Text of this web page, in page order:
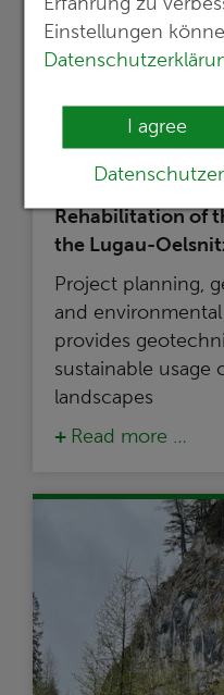
Einstellungen
I agree
30.05.2024
Rehabilitation of
the Lugau-
Project planning,
and environmental
provides
sustainable usage
landscapes
Read more …